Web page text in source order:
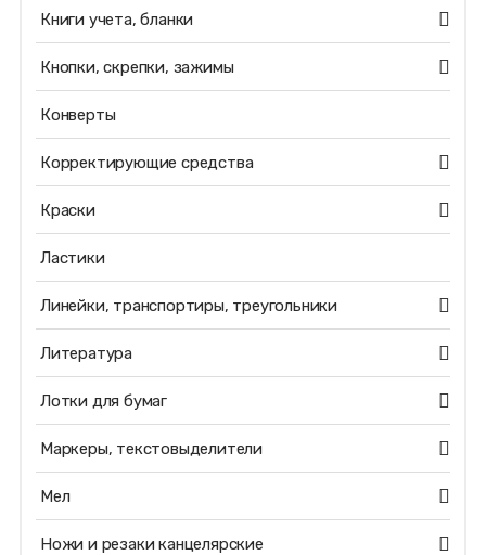
Книги учета, бланки
Кнопки, скрепки, зажимы
Конверты
Корректирующие средства
Краски
Ластики
Линейки, транспортиры, треугольники
Литература
Лотки для бумаг
Маркеры, текстовыделители
Мел
Ножи и резаки канцелярские